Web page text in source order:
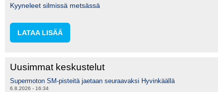
Kyyneleet silmissä metsässä
LATAA LISÄÄ
Uusimmat keskustelut
Supermoton SM-pisteitä jaetaan seuraavaksi Hyvinkäällä
6.8.2026 - 16:34